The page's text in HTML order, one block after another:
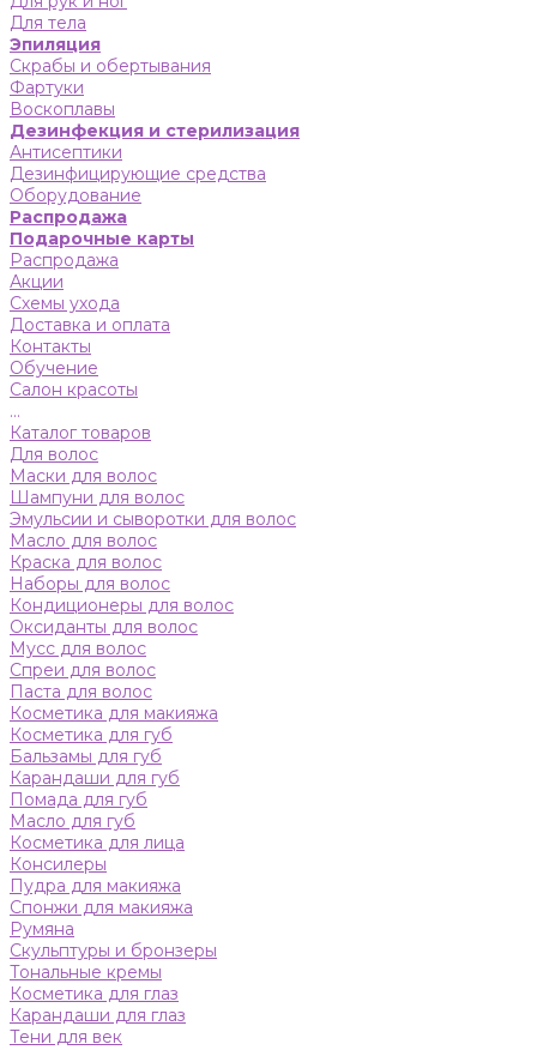
Для тела
Эпиляция
Скрабы и обертывания
Фартуки
Воскоплавы
Дезинфекция и стерилизация
Антисептики
Дезинфицирующие средства
Оборудование
Распродажа
Подарочные карты
Распродажа
Акции
Схемы ухода
Доставка и оплата
Контакты
Обучение
Салон красоты
...
Каталог товаров
Для волос
Маски для волос
Шампуни для волос
Эмульсии и сыворотки для волос
Масло для волос
Краска для волос
Наборы для волос
Кондиционеры для волос
Оксиданты для волос
Мусс для волос
Спреи для волос
Паста для волос
Косметика для макияжа
Косметика для губ
Бальзамы для губ
Карандаши для губ
Помада для губ
Масло для губ
Косметика для лица
Консилеры
Пудра для макияжа
Спонжи для макияжа
Румяна
Скульптуры и бронзеры
Тональные кремы
Косметика для глаз
Карандаши для глаз
Тени для век